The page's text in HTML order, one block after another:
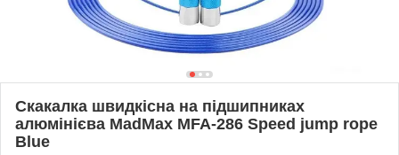
Скакалка швидкісна на підшипниках
алюмінієва MadMax MFA-286 Speed jump rope
Blue